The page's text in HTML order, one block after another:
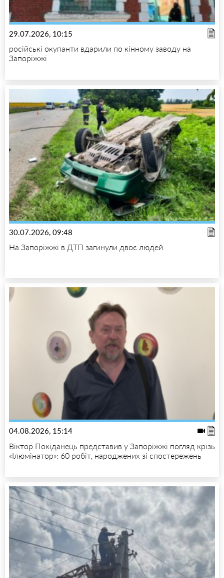
29.07.2026, 10:15
російські окупанти вдарили по кінному заводу на
Запоріжжі
30.07.2026, 09:48
На Запоріжжі в ДТП загинули двоє людей
04.08.2026, 15:14
Віктор Покіданець представив у Запоріжжі погляд крізь
«Ілюмінатор»: 60 робіт, народжених зі спостережень